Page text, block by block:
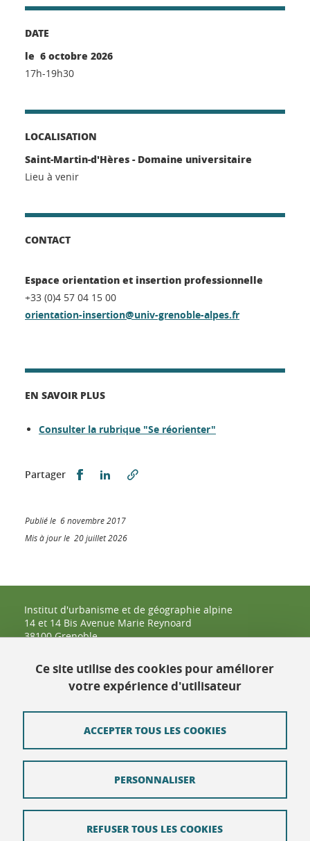
DATE
le 6 octobre 2026
17h-19h30
LOCALISATION
Saint-Martin-d'Hères - Domaine universitaire
Lieu à venir
CONTACT
Espace orientation et insertion professionnelle
+33 (0)4 57 04 15 00
orientation-insertion@univ-grenoble-alpes.fr
EN SAVOIR PLUS
Consulter la rubrique "Se réorienter"
Partager Partager sur Facebook
Partager sur LinkedIn
Publié le 6 novembre 2017
Mis à jour le 20 juillet 2026
Institut d'urbanisme et de géographie alpine
14 et 14 Bis Avenue Marie Reynoard
38100 Grenoble
Crédits
Données personnelles : politique de confidentialité
Politique des Cookies
Ce site utilise des cookies pour améliorer
votre expérience d'utilisateur
ACCEPTER TOUS LES COOKIES
REFUSER TOUS LES COOKIES
PERSONNALISER